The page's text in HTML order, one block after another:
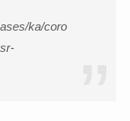
ka/coro